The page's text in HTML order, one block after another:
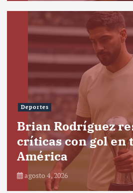
Deportes
Brian Rodríguez
críticas con gol en
América
agosto 4, 2026